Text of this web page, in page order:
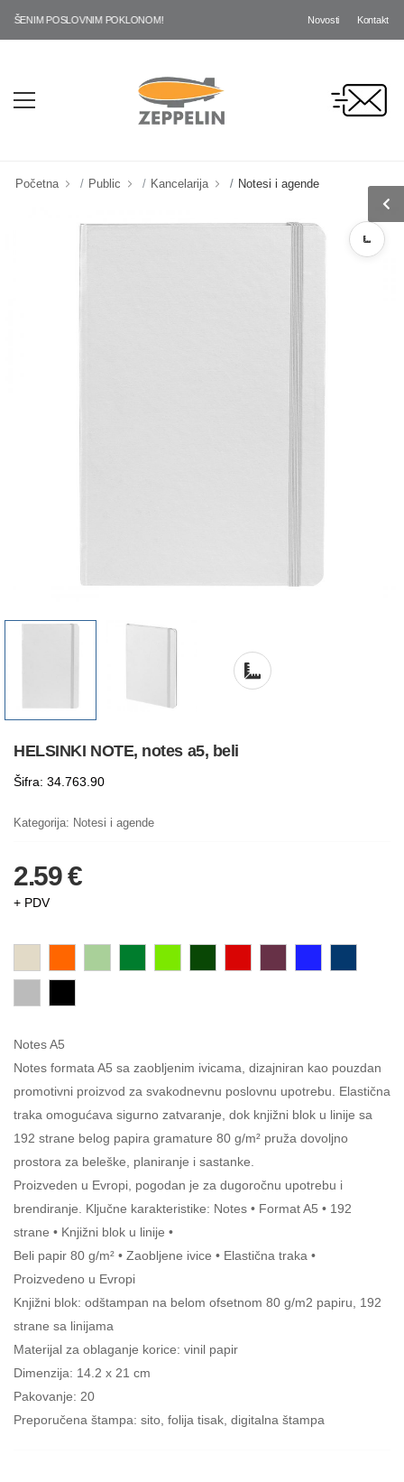
POSLOVNIM POKLONOM! Novosti Kontakt
Početna Public Kancelarija Notesi i agende
HELSINKI NOTE, notes a5, beli
Šifra: 34.763.90
Kategorija: Notesi i agende
2.59 €
+ PDV
Notes A5
Notes formata A5 sa zaobljenim ivicama, dizajniran kao pouzdan
promotivni proizvod za svakodnevnu poslovnu upotrebu. Elastična
traka omogućava sigurno zatvaranje, dok knjižni blok u linije sa
192 strane belog papira gramature 80 g/m² pruža dovoljno
prostora za beleške, planiranje i sastanke.
Proizveden u Evropi, pogodan je za dugoročnu upotrebu i
brendiranje. Ključne karakteristike: Notes • Format A5 • 192
strane • Knjižni blok u linije •
Beli papir 80 g/m² • Zaobljene ivice • Elastična traka •
Proizvedeno u Evropi
Knjižni blok: odštampan na belom ofsetnom 80 g/m2 papiru, 192
strane sa linijama
Materijal za oblaganje korice: vinil papir
Dimenzija: 14.2 x 21 cm
Pakovanje: 20
Preporučena štampa: sito, folija tisak, digitalna štampa